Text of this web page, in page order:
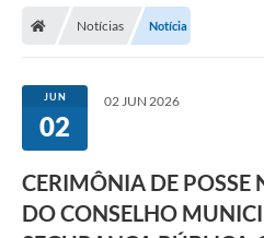
Notícias Notícia
JUN
02
02 JUN 2026
CERIMÔNIA DE POSSE
DO CONSELHO